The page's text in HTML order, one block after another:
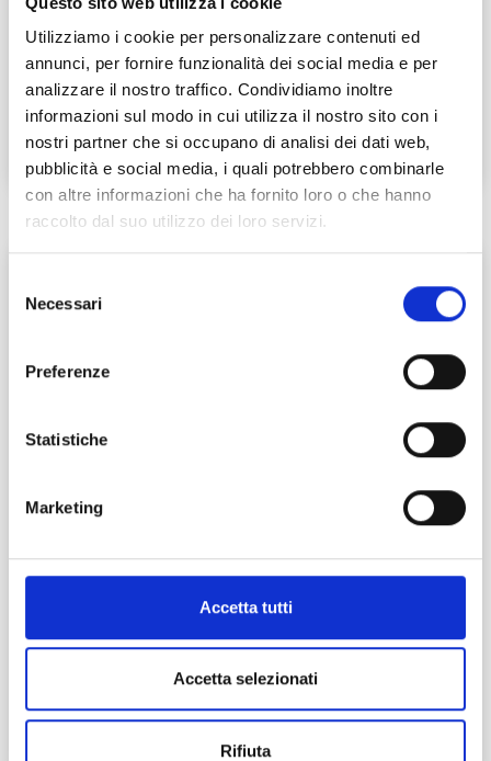
Utilizziamo i cookie per personalizzare contenuti ed
annunci, per fornire funzionalità dei social media e per
analizzare il nostro traffico. Condividiamo inoltre
informazioni sul modo in cui utilizza il nostro sito con i
nostri partner che si occupano di analisi dei dati web,
pubblicità e social media, i quali potrebbero combinarle
con altre informazioni che ha fornito loro o che hanno
raccolto dal suo utilizzo dei loro servizi.
delNecessari
Preferenze
Statistiche
Marketing
Accetta tutti
Accetta selezionati
Rifiuta
Puccini and the Media Valle
Celle Puccini, Pescaglia
Puccini route – Ring route from